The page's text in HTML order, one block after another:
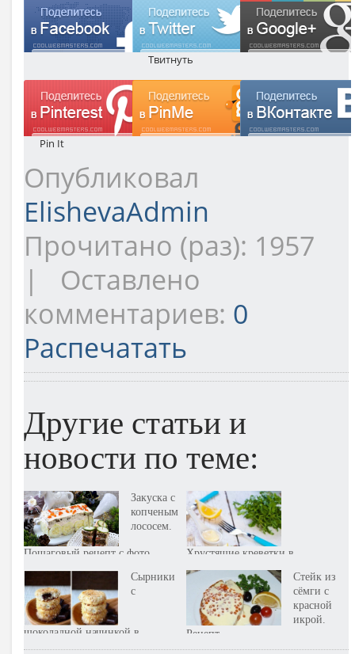
Твитнуть
Pin It
Опубликовал
ElishevaAdmin
Прочитано (раз): 1957
| Оставлено
комментариев: 0
Распечатать
Другие статьи и
новости по теме:
Закуска с
копченым
лососем.
Пошаговый рецепт с фото
Хрустящие креветки в
панировке из хлебных крошек
и пармезана. Пошаговый
рецепт с фото
Сырники
с
шоколадной начинкой в
панировке из овсяных хлопьев.
Стейк из
сёмги с
красной
икрой.
Рецепт